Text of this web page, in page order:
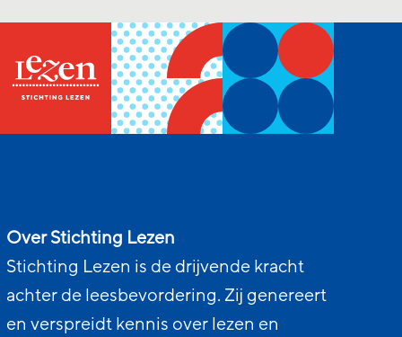
Over Stichting Lezen
Stichting Lezen is de drijvende kracht
achter de leesbevordering. Zij genereert
en verspreidt kennis over lezen en